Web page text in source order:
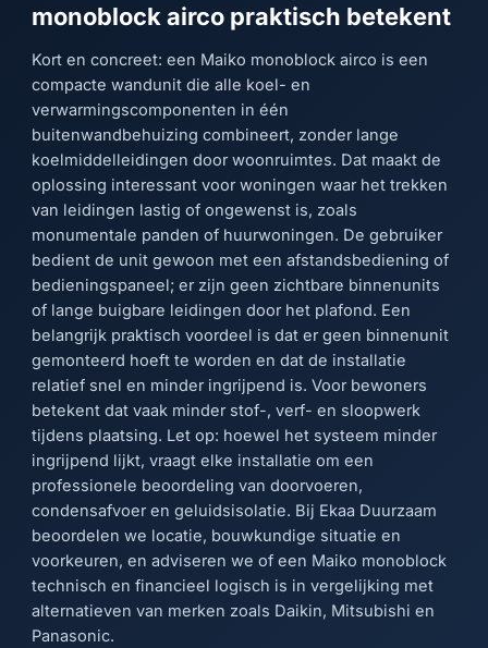
monoblock airco praktisch betekent
Kort en concreet: een Maiko monoblock airco is een
compacte wandunit die alle koel- en
verwarmingscomponenten in één
buitenwandbehuizing combineert, zonder lange
koelmiddelleidingen door woonruimtes. Dat maakt de
oplossing interessant voor woningen waar het trekken
van leidingen lastig of ongewenst is, zoals
monumentale panden of huurwoningen. De gebruiker
bedient de unit gewoon met een afstandsbediening of
bedieningspaneel; er zijn geen zichtbare binnenunits
of lange buigbare leidingen door het plafond. Een
belangrijk praktisch voordeel is dat er geen binnenunit
gemonteerd hoeft te worden en dat de installatie
relatief snel en minder ingrijpend is. Voor bewoners
betekent dat vaak minder stof-, verf- en sloopwerk
tijdens plaatsing. Let op: hoewel het systeem minder
ingrijpend lijkt, vraagt elke installatie om een
professionele beoordeling van doorvoeren,
condensafvoer en geluidsisolatie. Bij Ekaa Duurzaam
beoordelen we locatie, bouwkundige situatie en
voorkeuren, en adviseren we of een Maiko monoblock
technisch en financieel logisch is in vergelijking met
alternatieven van merken zoals Daikin, Mitsubishi en
Panasonic.